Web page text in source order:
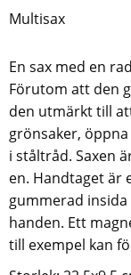
Multisax
En sax med en
Förutom att den
den utmärkt till
grönsaker,
i ståltråd. Saxen
en. Handtaget är
gummerad
handen. Ett
till exempel kan